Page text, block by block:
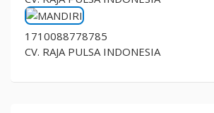
1710088778785
CV. RAJA PULSA INDONESIA